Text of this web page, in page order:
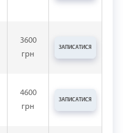
3600
грн
ЗАПИСАТИСЯ
4600
грн
ЗАПИСАТИСЯ